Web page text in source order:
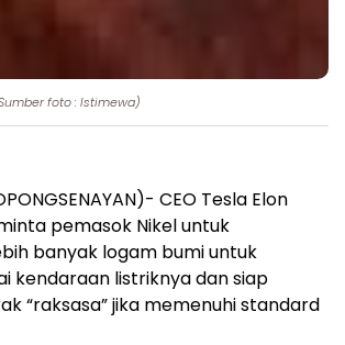
foto : Istimewa)
CEO Tesla Elon
pemasok Nikel untuk
banyak logam bumi untuk
kendaraan listriknya dan siap
“raksasa” jika memenuhi standard